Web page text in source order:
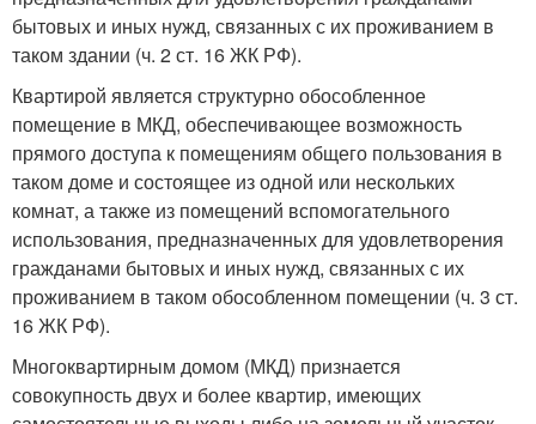
бытовых и иных нужд, связанных с их проживанием в
таком здании (ч. 2 ст. 16 ЖК РФ).
Квартирой является структурно обособленное
помещение в МКД, обеспечивающее возможность
прямого доступа к помещениям общего пользования в
таком доме и состоящее из одной или нескольких
комнат, а также из помещений вспомогательного
использования, предназначенных для удовлетворения
гражданами бытовых и иных нужд, связанных с их
проживанием в таком обособленном помещении (ч. 3 ст.
16 ЖК РФ).
Многоквартирным домом (МКД) признается
совокупность двух и более квартир, имеющих